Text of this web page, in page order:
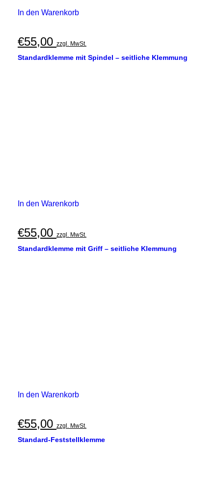
In den Warenkorb
€55,00 zzgl. MwSt.
Standardklemme mit Spindel – seitliche Klemmung
In den Warenkorb
€55,00 zzgl. MwSt.
Standardklemme mit Griff – seitliche Klemmung
In den Warenkorb
€55,00 zzgl. MwSt.
Standard-Feststellklemme